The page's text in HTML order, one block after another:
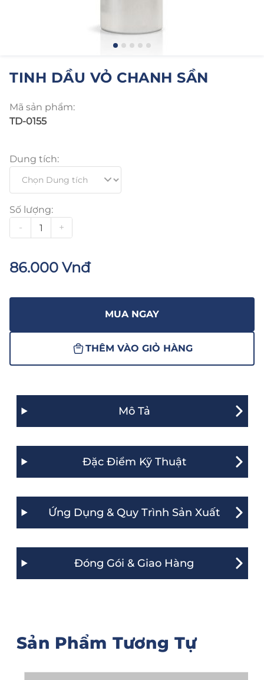
TINH DẦU VỎ CHANH SẦN
Mã sản phẩm:
TD-0155
Dung tích:
Số lượng:
-
+
86.000 Vnđ
MUA NGAY
THÊM VÀO GIỎ HÀNG
Mô Tả
Đặc Điểm Kỹ Thuật
Ứng Dụng & Quy Trình Sản Xuất
Đóng Gói & Giao Hàng
Sản Phẩm Tương Tự